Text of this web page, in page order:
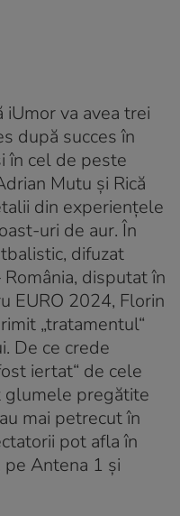
iUmor va avea trei
după succes în
în cel de peste
Mutu și Rică
din experiențele
uri de aur. În
difuzat
disputat în
EURO 2024, Florin
„tratamentul“
De ce crede
iertat“ de cele
glumele pregătite
mai petrecut în
pot afla în
pe Antena 1 și